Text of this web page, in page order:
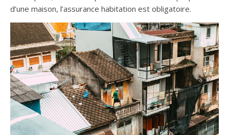
d’une maison, l’assurance habitation est obligatoire.